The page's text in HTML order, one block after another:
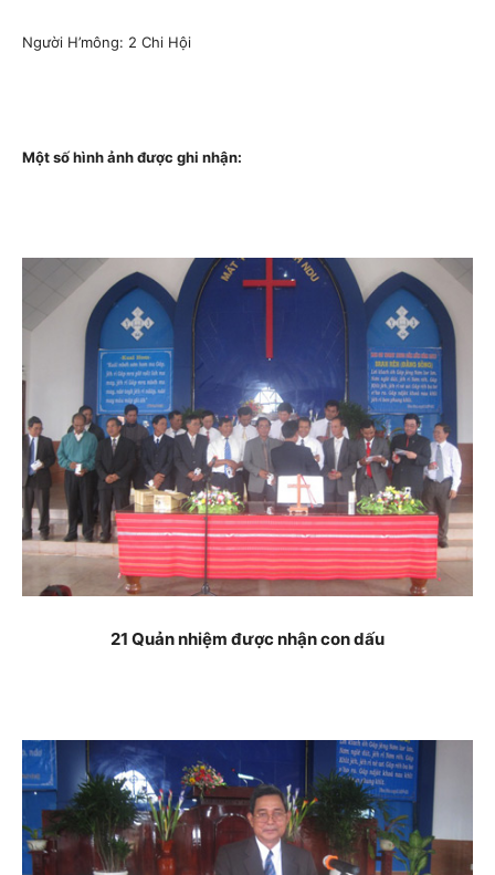
Người H’mông: 2 Chi Hội
Một số hình ảnh được ghi nhận:
21 Quản nhiệm được nhận con dấu